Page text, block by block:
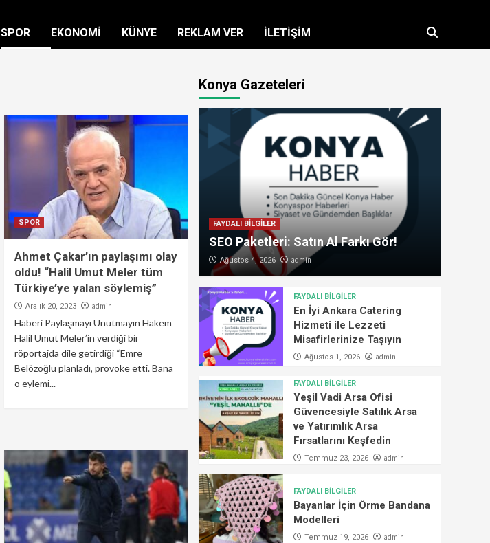
SPOR EKONOMİ KÜNYE REKLAM VER İLETİŞİM
SPOR
Ahmet Çakar’ın paylaşımı olay
oldu! “Halil Umut Meler tüm
Türkiye’ye yalan söylemiş”
Aralık 20, 2023 admin
Haberi Paylaşmayı Unutmayın Hakem
Halil Umut Meler’in verdiği bir
röportajda dile getirdiği “Emre
Belözoğlu planladı, provoke etti. Bana
o eylemi...
Konya Gazeteleri
FAYDALI BİLGİLER
SEO Paketleri: Satın Al Farkı Gör!
Ağustos 4, 2026 admin
FAYDALI BİLGİLER
En İyi Ankara Catering
Hizmeti ile Lezzeti
Misafirlerinize Taşıyın
Ağustos 1, 2026 admin
FAYDALI BİLGİLER
Yeşil Vadi Arsa Ofisi
Güvencesiyle Satılık Arsa
ve Yatırımlık Arsa
Fırsatlarını Keşfedin
Temmuz 23, 2026 admin
FAYDALI BİLGİLER
Bayanlar İçin Örme Bandana
Modelleri
Temmuz 19, 2026 admin